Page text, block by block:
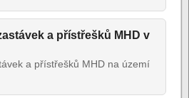
a přístřešků MHD v
a přístřešků MHD na území